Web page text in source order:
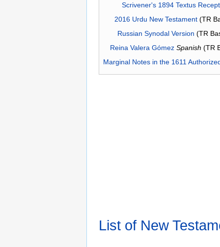
Scrivener's 1894 Textus
2016 Urdu New Testament(TR
Russian Synodal Version (TR
Reina Valera Gómez Spanish (TR
Marginal Notes in the 1611
List of New